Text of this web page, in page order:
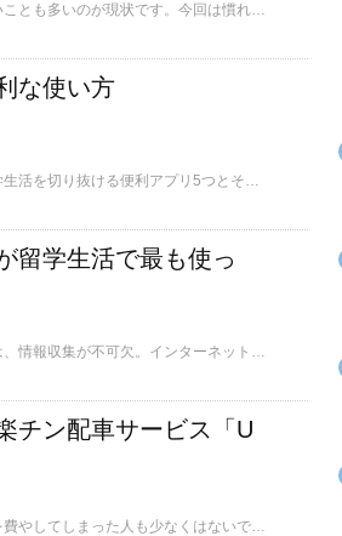
私はオランダに住み始めて一年ですが、まだ慣れないことも多いのが現状です。今回は慣れないオランダの生活でとてもお世話になっている「本当に便利だ！」と思うアプリをご紹介します。
な使い方
何かと不安の多い留学生活。でもこれで大丈夫！留学生活を切り抜ける便利アプリ5つとそのオススメの使用法をご紹介します。
留学生活で最も使っ
日本のように慣れ親しんでいない場所で生活するには、情報収集が不可欠。インターネットやスマホが普及した今、ダウンロードしておくと情報収集に便利なアプリが増えています。そこで今回は、私が実際にアメリカ留学生活で最もよく使ったスマホアプリTOP3をご紹介します。
チン配車サービス「U
初めて行く場所で交通手段に困り、タクシーにお金を費やしてしまった人も少なくはないでしょう。今回紹介するのは、今アメリカで流行っている配車アプリUberです。